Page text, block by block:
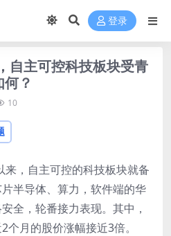
登录
自主可控科技板块受青
？
10
来，自主可控的科技板块就备
半导体、算力，软件端的华
全，轮番接力表现。其中，
月的股价涨幅接近3倍。